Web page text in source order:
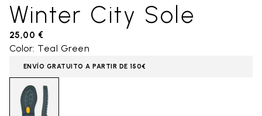
Winter City Sole
25,00 €
Color: Teal Green
ENVÍO GRATUITO A PARTIR DE 150€